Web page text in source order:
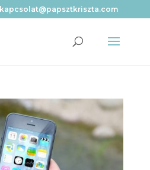
kapcsolat@papsztkriszta.com